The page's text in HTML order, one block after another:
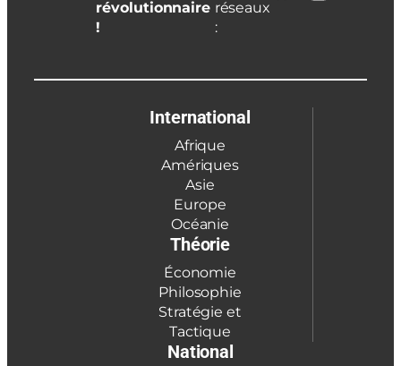
révolutionnaire
!
réseaux
:
International
Afrique
Amériques
Asie
Europe
Océanie
Théorie
Économie
Philosophie
Stratégie et
Tactique
National